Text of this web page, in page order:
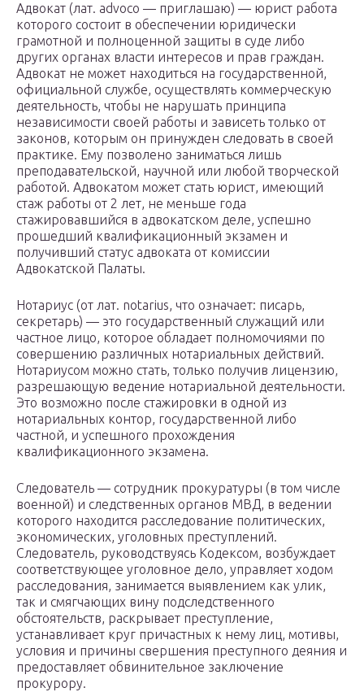
Адвокат (лат. advoco — приглашаю) — юрист работа
которого состоит в обеспечении юридически
грамотной и полноценной защиты в суде либо
других органах власти интересов и прав граждан.
Адвокат не может находиться на государственной,
официальной службе, осуществлять коммерческую
деятельность, чтобы не нарушать принципа
независимости своей работы и зависеть только от
законов, которым он принужден следовать в своей
практике. Ему позволено заниматься лишь
преподавательской, научной или любой творческой
работой. Адвокатом может стать юрист, имеющий
стаж работы от 2 лет, не меньше года
стажировавшийся в адвокатском деле, успешно
прошедший квалификационный экзамен и
получивший статус адвоката от комиссии
Адвокатской Палаты.
Нотариус (от лат. notarius, что означает: писарь,
секретарь) — это государственный служащий или
частное лицо, которое обладает полномочиями по
совершению различных нотариальных действий.
Нотариусом можно стать, только получив лицензию,
разрешающую ведение нотариальной деятельности.
Это возможно после стажировки в одной из
нотариальных контор, государственной либо
частной, и успешного прохождения
квалификационного экзамена.
Следователь — сотрудник прокуратуры (в том числе
военной) и следственных органов МВД, в ведении
которого находится расследование политических,
экономических, уголовных преступлений.
Следователь, руководствуясь Кодексом, возбуждает
соответствующее уголовное дело, управляет ходом
расследования, занимается выявлением как улик,
так и смягчающих вину подследственного
обстоятельств, раскрывает преступление,
устанавливает круг причастных к нему лиц, мотивы,
условия и причины свершения преступного деяния и
предоставляет обвинительное заключение
прокурору.